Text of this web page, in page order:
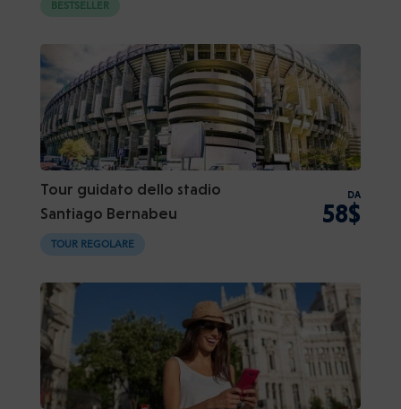
BESTSELLER
Tour guidato dello stadio
Santiago Bernabeu
DA
58$
TOUR REGOLARE